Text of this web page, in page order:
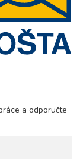
a odporučte